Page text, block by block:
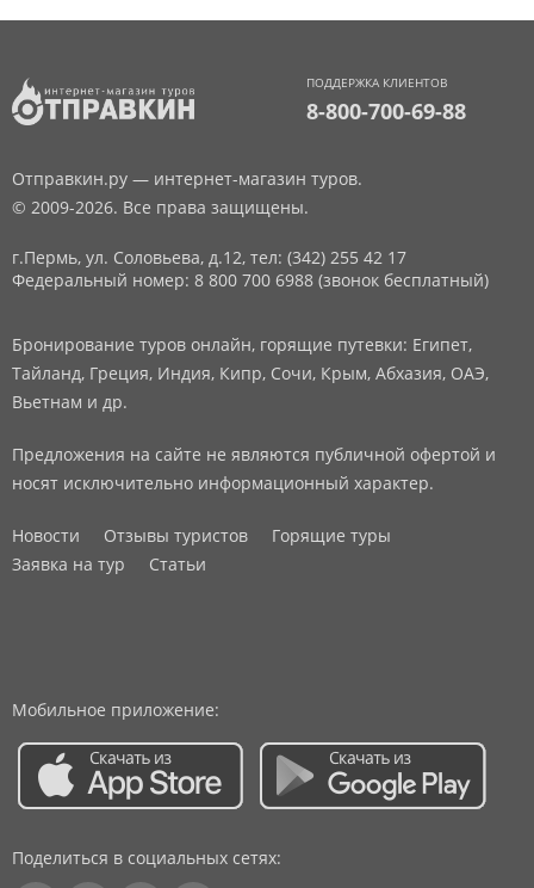
ПОДДЕРЖКА КЛИЕНТОВ
8-800-700-69-88
Отправкин.ру — интернет-магазин туров.
© 2009-2026. Все права защищены.
г.Пермь, ул. Соловьева, д.12, тел: (342) 255 42 17
Федеральный номер: 8 800 700 6988 (звонок бесплатный)
Бронирование туров онлайн, горящие путевки: Египет,
Тайланд, Греция, Индия, Кипр, Сочи, Крым, Абхазия, ОАЭ,
Вьетнам и др.
Предложения на сайте не являются публичной офертой и
носят исключительно информационный характер.
Новости Отзывы туристов
Горящие туры
Заявка на тур
Статьи
Мобильное приложение:
Поделиться в социальных сетях: